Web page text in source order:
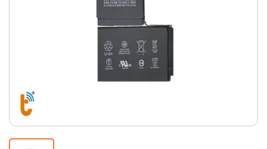
Thay pin
Pin iPhone Pin Samsumg
Pin Realme
Thay vỏ